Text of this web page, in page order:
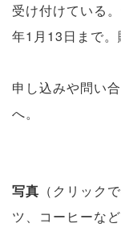
受け付けている
年1月13日まで。
申し込みや問い
へ。
写真 （クリック
ツ、コーヒーな